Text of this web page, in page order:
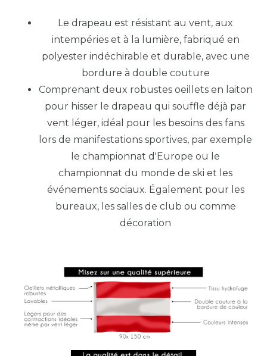
Le drapeau est résistant au vent, aux
intempéries et à la lumière, fabriqué en
polyester indéchirable et durable, avec une
bordure à double couture
Comprenant deux robustes oeillets en laiton
pour hisser le drapeau qui souffle déjà par
vent léger, idéal pour les besoins des fans
lors de manifestations sportives, par exemple
le championnat d'Europe ou le
championnat du monde de ski et les
événements sociaux. Également pour les
bureaux, les salles de club ou comme
décoration